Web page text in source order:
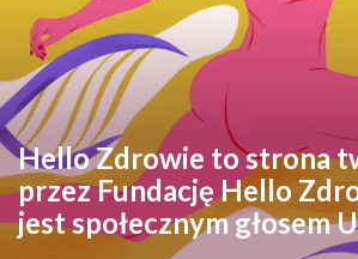
Hello Zdrowie to strona
przez Fundację Hello
jest społecznym głosem